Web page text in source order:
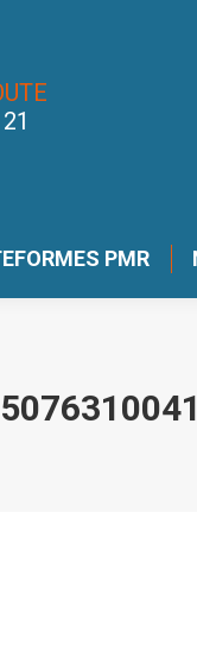
PMR